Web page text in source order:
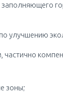
улучшению
зоны;